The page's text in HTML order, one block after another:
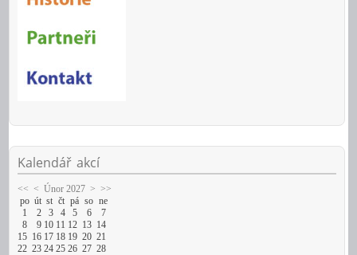
Kalendář akcí
<< < Únor 2027 > >>
po út st čt pá so ne
1
2 3 4 5 6
7
8
9 10 11 12 13 14
15 16 17 18 19 20 21
22 23 24 25 26 27 28